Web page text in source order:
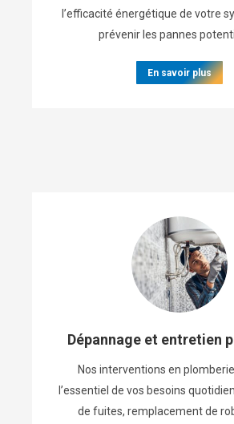
l’efficacité énergétique de votre
prévenir les pannes
En savoir plus
Dépannage et entretien
Nos interventions en
l’essentiel de vos besoins
de fuites, remplacement de